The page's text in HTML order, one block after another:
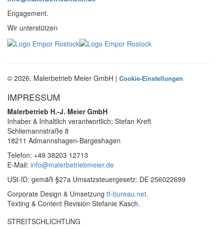
Engagement.
Wir unterstützen
© 2026, Malerbetrieb Meier GmbH | Cookie-Einstellungen
IMPRESSUM
Malerbetrieb H.-J. Meier GmbH
Inhaber & Inhaltlich verantwortlich: Stefan Kreft
Schliemannstraße 8
18211 Admannshagen-Bargeshagen
Telefon: +49 38203 12713
E-Mail: info@malerbetriebmeier.de
USt-ID: gemäß §27a Umsatzsteuergesetz: DE 256022699
Corporate Design & Umsetzung tf-bureau.net.
Texting & Content Revision Stefanie Kasch.
STREITSCHLICHTUNG